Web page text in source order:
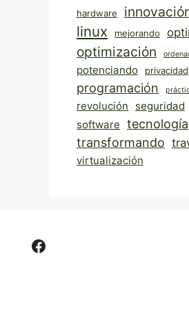
hardware
linux mejorando
optimización
potenciando privacidad
programación
revolución seguridad
software tecnología
transformando
virtualización
Facebook